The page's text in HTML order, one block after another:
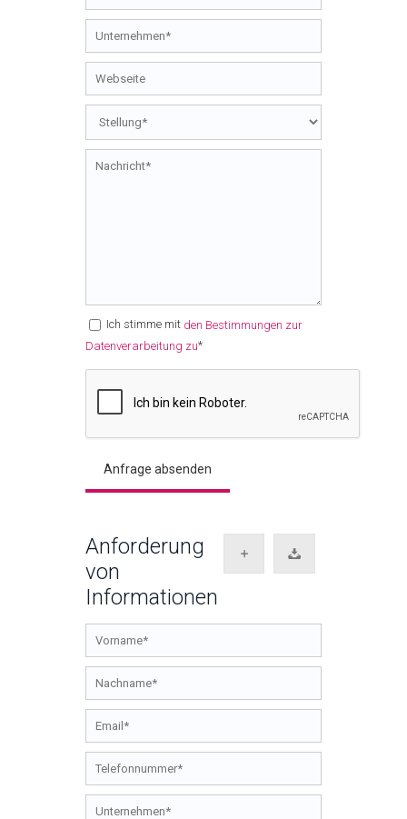
Ich stimme mit den Bestimmungen zur
Datenverarbeitung zu*
Anforderung
von
Informationen